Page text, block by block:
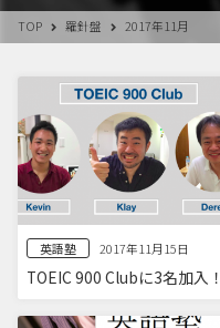
TOP 羅針盤 2017年11月
英語塾 2017年11月15日
TOEIC 900 Clubに3名加入！